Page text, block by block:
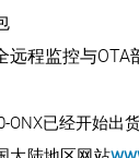
远程监控与OTA
ONX已经开始